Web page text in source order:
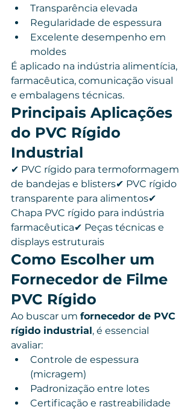
Transparência elevada
Regularidade de espessura
Excelente desempenho em
moldes
É aplicado na indústria alimentícia,
farmacêutica, comunicação visual
e embalagens técnicas.
Principais Aplicações
do PVC Rígido
Industrial
✔ PVC rígido para termoformagem
de bandejas e blisters✔ PVC rígido
transparente para alimentos✔
Chapa PVC rígido para indústria
farmacêutica✔ Peças técnicas e
displays estruturais
Como Escolher um
Fornecedor de Filme
PVC Rígido
Ao buscar um fornecedor de PVC
rígido industrial, é essencial
avaliar:
Controle de espessura
(micragem)
Padronização entre lotes
Certificação e rastreabilidade